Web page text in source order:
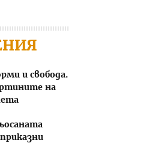
и свобода.
на